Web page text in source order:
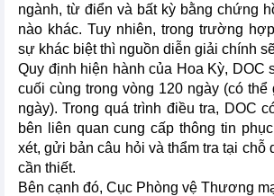
ngành, từ điển và bất kỳ bằng chứng
nào khác. Tuy nhiên, trong trường
sự khác biệt thì nguồn diễn giải chính
Quy định hiện hành của Hoa Kỳ, DOC
cuối cùng trong vòng 120 ngày (có thể
ngày). Trong quá trình điều tra, DOC
bên liên quan cung cấp thông tin
xét, gửi bản câu hỏi và thẩm tra tại chỗ
cần thiết.
Bên cạnh đó, Cục Phòng vệ Thương